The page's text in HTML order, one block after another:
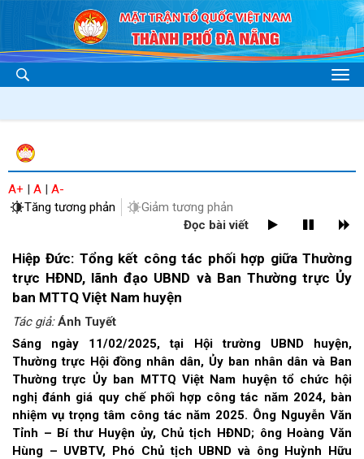
A+ | A | A-
Tăng tương phản
Giảm tương phản
Đọc bài viết
Hiệp Đức: Tổng kết công tác phối hợp giữa Thường
trực HĐND, lãnh đạo UBND và Ban Thường trực Ủy
ban MTTQ Việt Nam huyện
Tác giả:Ánh Tuyết
Sáng ngày 11/02/2025, tại Hội trường UBND huyện,
Thường trực Hội đồng nhân dân, Ủy ban nhân dân và Ban
Thường trực Ủy ban MTTQ Việt Nam huyện tổ chức hội
nghị đánh giá quy chế phối hợp công tác năm 2024, bàn
nhiệm vụ trọng tâm công tác năm 2025. Ông Nguyễn Văn
Tỉnh – Bí thư Huyện ủy, Chủ tịch HĐND; ông Hoàng Văn
Hùng – UVBTV, Phó Chủ tịch UBND và ông Huỳnh Hữu